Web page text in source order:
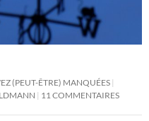
(PEUT-ÊTRE) MANQUÉES
11 COMMENTAIRES